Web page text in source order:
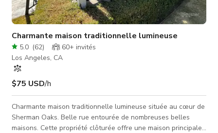
Charmante maison traditionnelle lumineuse
5.0 (62) 60+ invités
Los Angeles, CA
$75 USD/h
Charmante maison traditionnelle lumineuse située au cœur de
Sherman Oaks. Belle rue entourée de nombreuses belles
maisons. Cette propriété clôturée offre une maison principale